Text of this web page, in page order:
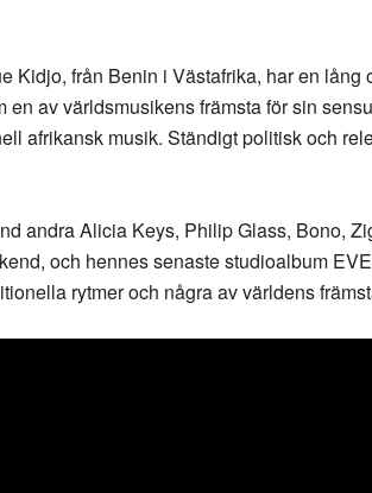
Kidjo, från Benin i Västafrika, har en lång
en av världsmusikens främsta för sin
afrikansk musik. Ständigt politisk och
andra Alicia Keys, Philip Glass, Bono,
och hennes senaste studioalbum
rytmer och några av världens